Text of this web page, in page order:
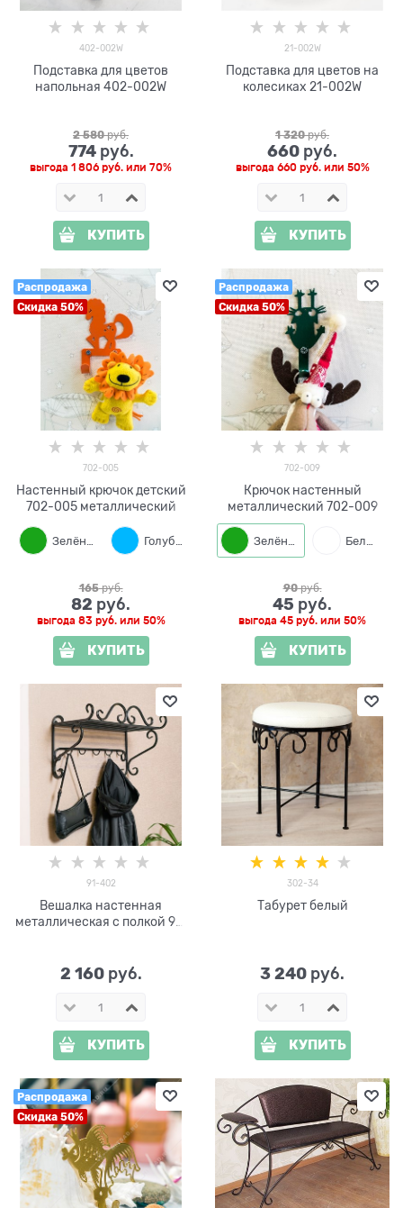
402-002W
Подставка для цветов
напольная 402-002W
2 580 руб.
774 руб.
выгода 1 806 руб. или 70%
КУПИТЬ
21-002W
Подставка для цветов на
колесиках 21-002W
1 320 руб.
660 руб.
выгода 660 руб.или 50%
КУПИТЬ
Распродажа
Скидка 50%
702-005
Настенный крючок детский
702-005 металлический
Жёлтый
165 руб.
82 руб.
выгода 83 руб.или 50%
КУПИТЬ
Распродажа
Скидка 50%
702-009
Крючок настенный
металлический 702-009
90 руб.
45 руб.
выгода 45 руб. или 50%
КУПИТЬ
91-402
Вешалка настенная
металлическая с полкой 91-
2 160 руб.
КУПИТЬ
302-34
Табурет белый
3 240 руб.
КУПИТЬ
Распродажа
Скидка 50%